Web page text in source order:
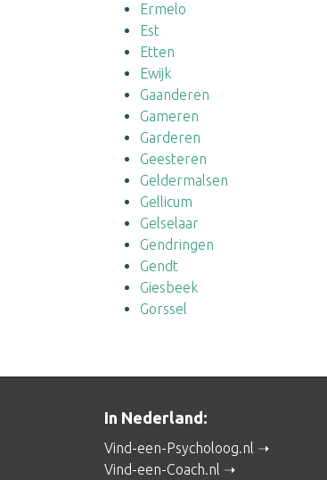
Ermelo
Est
Etten
Ewijk
Gaanderen
Gameren
Garderen
Geesteren
Geldermalsen
Gellicum
Gelselaar
Gendringen
Gendt
Giesbeek
Gorssel
In Nederland:
Vind-een-Psycholoog.nl
Vind-een-Coach.nl